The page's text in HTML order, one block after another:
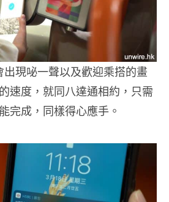
現咇一聲以及歡迎乘搭的畫
速度，就同八達通相約，只需
完成，同樣得心應手。